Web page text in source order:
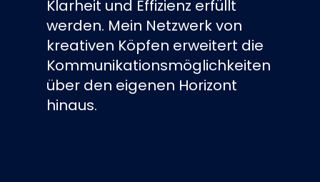
Klarheit und Effizienz erfüllt
werden. Mein Netzwerk von
kreativen Köpfen erweitert die
Kommunikationsmöglichkeiten
über den eigenen Horizont
hinaus.